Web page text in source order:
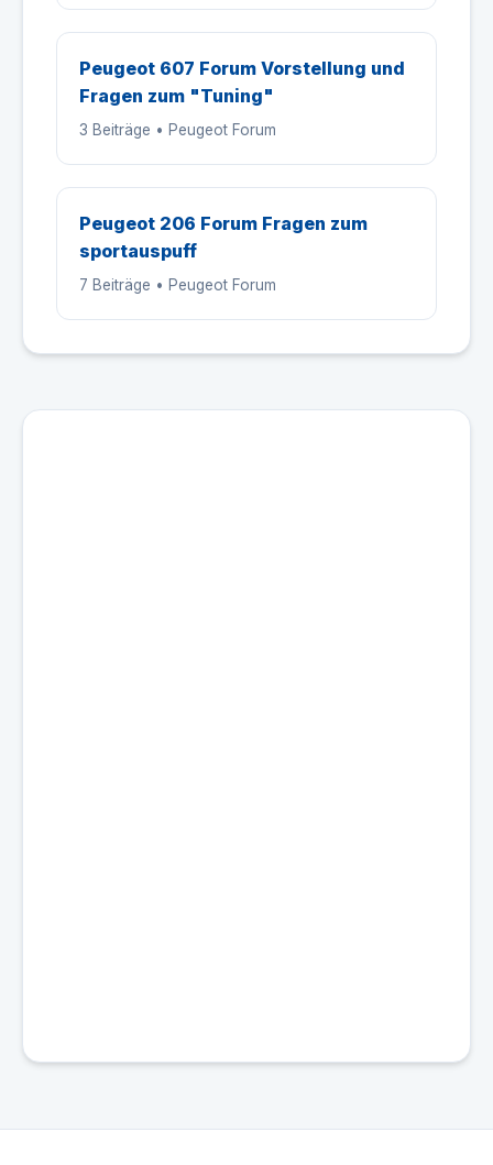
Peugeot 607 Forum Vorstellung und
Fragen zum "Tuning"
3 Beiträge • Peugeot Forum
Peugeot 206 Forum Fragen zum
sportauspuff
7 Beiträge • Peugeot Forum